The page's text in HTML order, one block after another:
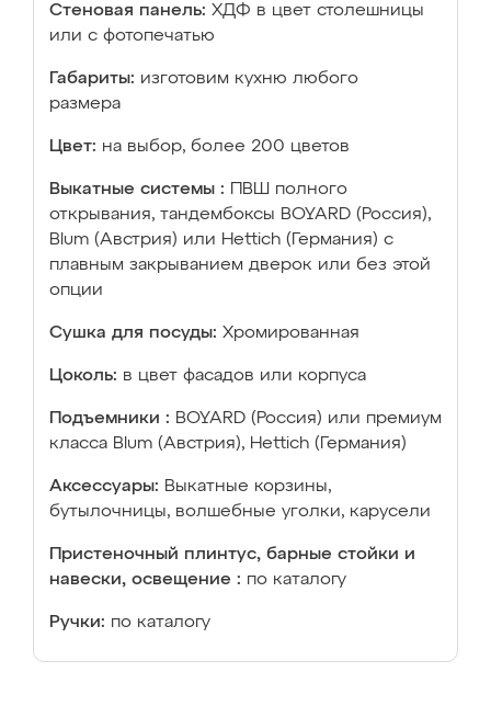
Стеновая панель: ХДФ в цвет столешницы
или с фотопечатью
Габариты: изготовим кухню любого
размера
Цвет: на выбор, более 200 цветов
Выкатные системы :
ПВШ полного
открывания, тандембоксы BOYARD (Россия),
Blum (Австрия) или Hettich (Германия) с
плавным закрыванием дверок или без этой
опции
Сушка для посуды: Хромированная
Цоколь: в цвет фасадов или корпуса
Подъемники : BOYARD (Россия) или премиум
класса Blum (Австрия), Hettich (Германия)
Аксессуары: Выкатные корзины,
бутылочницы, волшебные уголки, карусели
Пристеночный плинтус, барные стойки и
навески, освещение : по каталогу
Ручки: по каталогу